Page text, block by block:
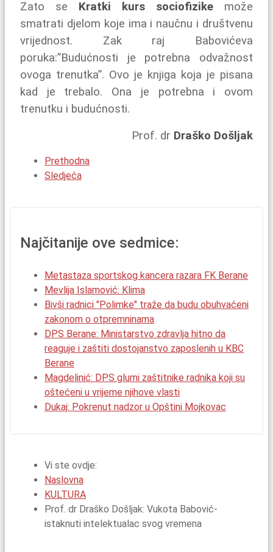
Zato se Kratki kurs sociofizike može
smatrati djelom koje ima i naučnu i društvenu
vrijednost. Zak raj Babovićeva
poruka:”Budućnosti je potrebna odvažnost
ovoga trenutka”. Ovo je knjiga koja je pisana
kad je trebalo. Ona je potrebna i ovom
trenutku i budućnosti.
Prof. dr Draško Došljak
Prethodna
Sledjeća
Najčitanije ove sedmice:
Metastaza sportskog kancera razara FK Berane
Mevlija Islamović: Klima
Bivši radnici "Polimke" traže da budu obuhvaćeni
zakonom o otpremninama
DPS Berane: Ministarstvo zdravlja hitno da
reaguje i zaštiti dostojanstvo zaposlenih u KBC
Berane
Magdelinić: DPS glumi zaštitnike radnika koji su
oštećeni u vrijeme njihove vlasti
Dukaj: Pokrenut nadzor u Opštini Mojkovac
Vi ste ovdje:
Naslovna
KULTURA
Prof. dr Draško Došljak: Vukota Babović-
istaknuti intelektualac svog vremena